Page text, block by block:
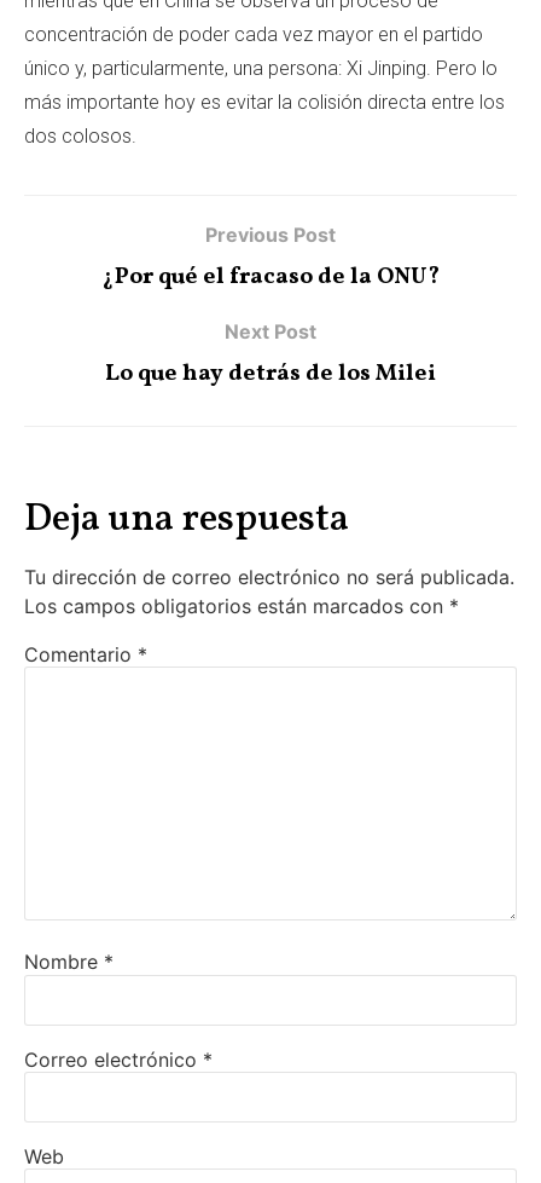
concentración de poder cada vez mayor en el partido
único y, particularmente, una persona: Xi Jinping. Pero lo
más importante hoy es evitar la colisión directa entre los
dos colosos.
Previous Post
¿Por qué el fracaso de la ONU?
Next Post
Lo que hay detrás de los Milei
Deja una respuesta
Tu dirección de correo electrónico no será publicada.
Los campos obligatorios están marcados con *
Comentario *
Nombre *
Correo electrónico *
Web